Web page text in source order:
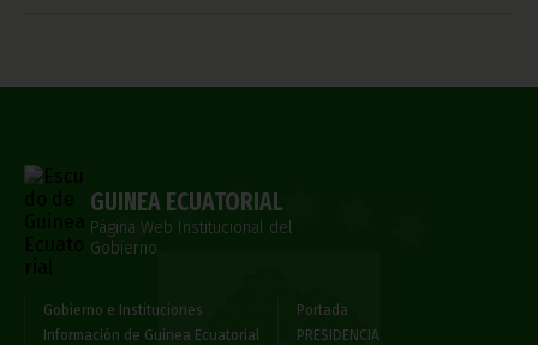
GUINEA ECUATORIAL
Página Web Institucional del
Gobierno
Gobierno e Instituciones
Información de Guinea Ecuatorial
Portada
PRESIDENCIA